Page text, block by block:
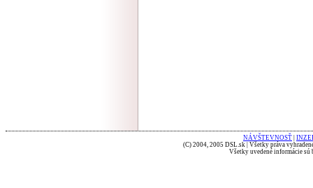
NÁVŠTEVNOSŤ
(C) 2004, 2005 DSL.sk | Všetky práva
Všetky uvedené informácie sú